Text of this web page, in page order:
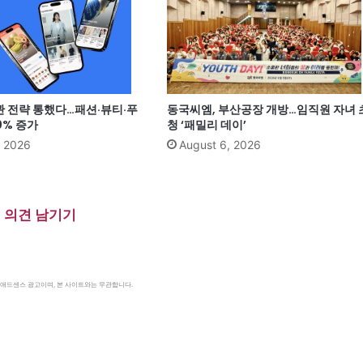
전략 통했다…패션·뷰티·푸
증가
2026
동국씨엠, 부산공장 개방…임직원 자녀
청 ‘패밀리 데이’
August 6, 2026
의견 남기기
드센스 광고이며, 본 사이트와는 무관합니다.